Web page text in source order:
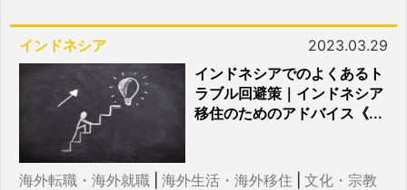
インドネシア
2023.03.29
インドネシアでのよくあるト
ラブル回避策｜インドネシア
移住のためのアドバイス《...
海外転職・海外就職 海外生活・海外移住 文化・宗教